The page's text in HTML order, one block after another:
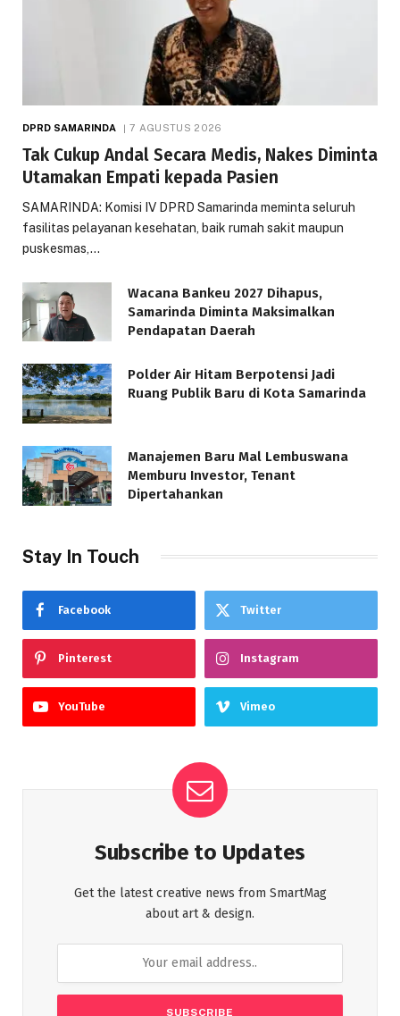
DPRD SAMARINDA 7 AGUSTUS 2026
Tak Cukup Andal Secara Medis, Nakes Diminta
Utamakan Empati kepada Pasien
SAMARINDA: Komisi IV DPRD Samarinda meminta seluruh
fasilitas pelayanan kesehatan, baik rumah sakit maupun
puskesmas,…
Wacana Bankeu 2027 Dihapus,
Samarinda Diminta Maksimalkan
Pendapatan Daerah
Polder Air Hitam Berpotensi Jadi
Ruang Publik Baru di Kota Samarinda
Manajemen Baru Mal Lembuswana
Memburu Investor, Tenant
Dipertahankan
Stay In Touch
Facebook Twitter
Pinterest Instagram
YouTube Vimeo
Subscribe to Updates
Get the latest creative news from SmartMag
about art & design.